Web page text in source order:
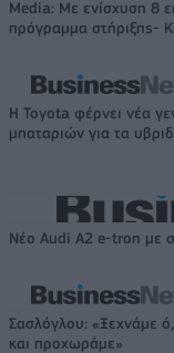
Media: Με ενίσχυση 8
πρόγραμμα στήριξης-
Η Toyota φέρνει νέα
μπαταριών για τα
Νέο Audi A2 e-tron με
Σασλόγλου: «Ξεχνάμε
και προχωράμε»